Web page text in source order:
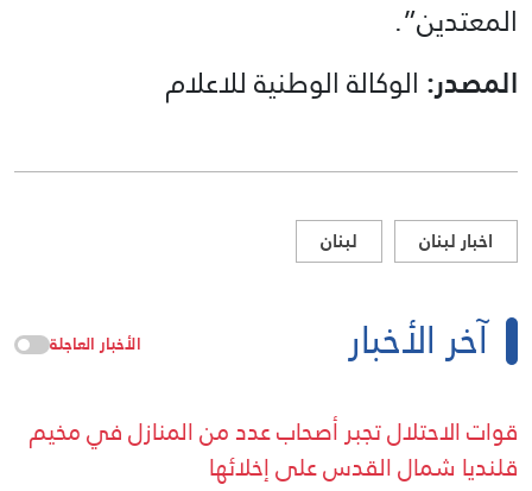
المعتدين”.
المصدر: الوكالة الوطنية للاعلام
اخبار لبنان لبنان
آخر الأخبار الأخبار العاجلة
قوات الاحتلال تجبر أصحاب عدد من المنازل في مخيم
قلنديا شمال القدس على إخلائها